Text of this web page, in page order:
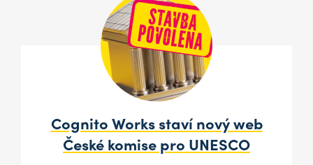
Cognito Works staví nový web
České komise pro UNESCO